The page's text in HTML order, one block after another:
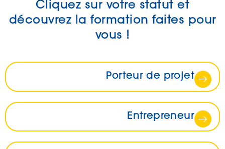
Cliquez sur votre statut et
découvrez la formation faites pour
vous !
Porteur de projet
Entrepreneur